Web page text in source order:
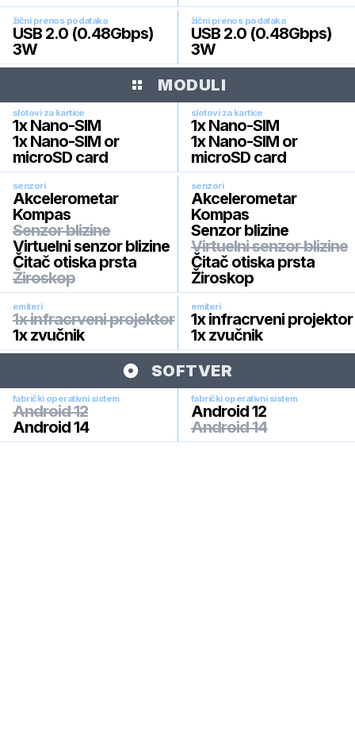
žični prenos podataka
USB 2.0 (0.48Gbps)
3W
žični prenos podataka
USB 2.0 (0.48Gbps)
3W
MODULI
slotovi za kartice
1x Nano-SIM
1x Nano-SIM or
microSD card
slotovi za kartice
1x Nano-SIM
1x Nano-SIM or
microSD card
senzori
Akcelerometar
Kompas
Senzor blizine
Virtuelni senzor blizine
Čitač otiska prsta
Žiroskop
senzori
Akcelerometar
Kompas
Senzor blizine
Virtuelni senzor blizine
Čitač otiska prsta
Žiroskop
emiteri
1x infracrveni projektor
1x zvučnik
emiteri
1x infracrveni projektor
1x zvučnik
SOFTVER
fabrički operativni sistem
Android 12
Android 14
fabrički operativni sistem
Android 12
Android 14